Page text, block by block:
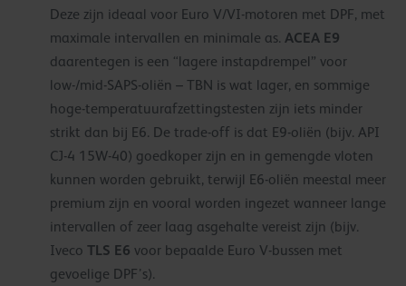
Deze zijn ideaal voor Euro V/VI-motoren met DPF, met
maximale intervallen en minimale as. ACEA E9
daarentegen is een “lagere instapdrempel” voor
low-/mid-SAPS-oliën – TBN is wat lager, en sommige
hoge-temperatuurafzettingstesten zijn iets minder
strikt dan bij E6. De trade-off is dat E9-oliën (bijv. API
CJ-4 15W-40) goedkoper zijn en in gemengde vloten
kunnen worden gebruikt, terwijl E6-oliën meestal meer
premium zijn en vooral worden ingezet wanneer lange
intervallen of zeer laag asgehalte vereist zijn (bijv.
Iveco TLS E6 voor bepaalde Euro V-bussen met
gevoelige DPF’s).